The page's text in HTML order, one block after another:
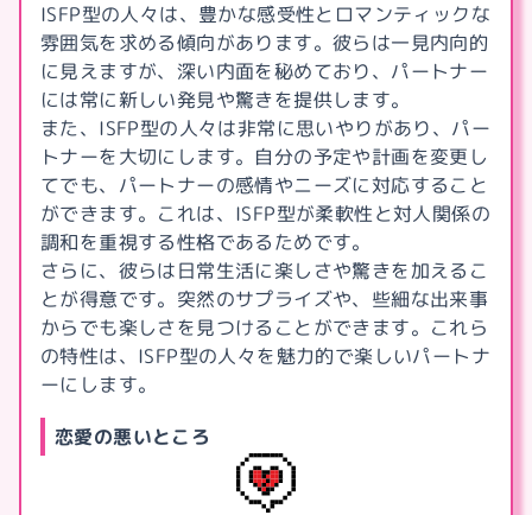
ISFP型の人々は、豊かな感受性とロマンティックな
雰囲気を求める傾向があります。彼らは一見内向的
に見えますが、深い内面を秘めており、パートナー
には常に新しい発見や驚きを提供します。
また、ISFP型の人々は非常に思いやりがあり、パー
トナーを大切にします。自分の予定や計画を変更し
てでも、パートナーの感情やニーズに対応すること
ができます。これは、ISFP型が柔軟性と対人関係の
調和を重視する性格であるためです。
さらに、彼らは日常生活に楽しさや驚きを加えるこ
とが得意です。突然のサプライズや、些細な出来事
からでも楽しさを見つけることができます。これら
の特性は、ISFP型の人々を魅力的で楽しいパートナ
ーにします。
恋愛の悪いところ